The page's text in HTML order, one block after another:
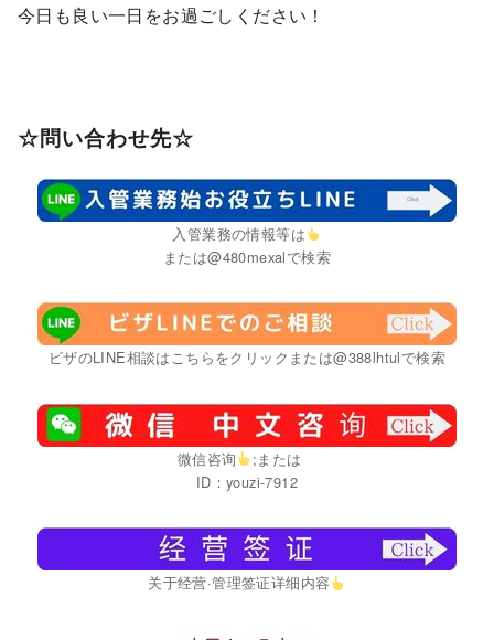
今日も良い一日をお過ごしください！
☆問い合わせ先☆
入管業務の情報等は
または@480mexalで検索
ビザのLINE相談はこちらをクリックまたは@388lhtulで検索
微信咨询
;または
ID：youzi-7912
关于经营·管理签证详细内容